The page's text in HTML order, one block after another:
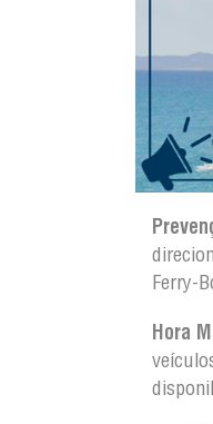
Ferry-
Hora